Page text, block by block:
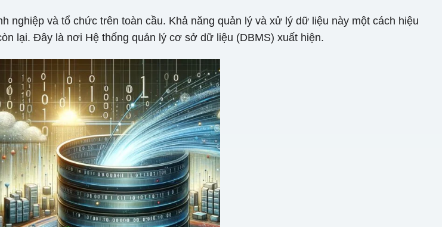
nghiệp và tổ chức trên toàn cầu. Khả năng quản lý và xử lý dữ liệu này một cách hiệu
lại. Đây là nơi Hệ thống quản lý cơ sở dữ liệu (DBMS) xuất hiện.